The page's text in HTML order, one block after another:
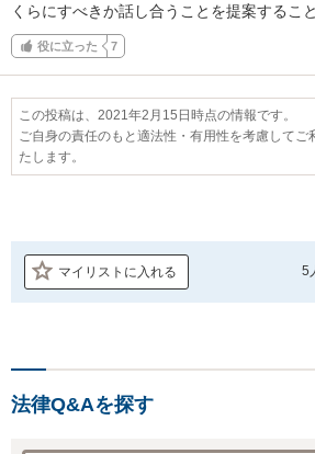
くらにすべきか話し合うことを提案するこ
役に立った 7
この投稿は、2021年2月15日時点の情報です。
ご自身の責任のもと適法性・有用性を考慮して
たします。
マイリストに入れる 5
法律Q&Aを探す